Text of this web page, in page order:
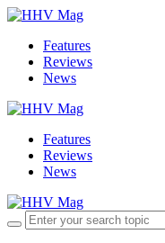
Features
Reviews
News
Features
Reviews
News